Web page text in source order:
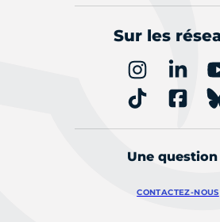
Sur les
Une question
CONTACTEZ-NOUS